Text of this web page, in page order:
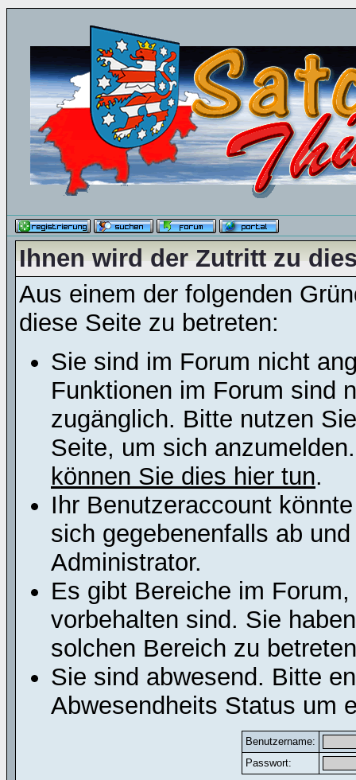
Ihnen wird der Zutritt zu
Aus einem der folgenden
diese Seite zu betreten:
Sie sind im Forum nicht
Funktionen im Forum sind
zugänglich. Bitte nutzen
Seite, um sich
können Sie dies hier tun.
Ihr Benutzeraccount
sich gegebenenfalls ab
Administrator.
Es gibt Bereiche im
vorbehalten sind. Sie
solchen Bereich zu
Sie sind abwesend. Bitte
Abwesendheits Status um
Benutzername:
Passwort: